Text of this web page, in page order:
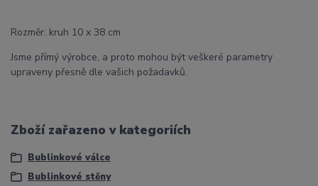
Rozměr: kruh 10 x 38 cm
Jsme přímý výrobce, a proto mohou být veškeré parametry
upraveny přesně dle vašich požadavků.
Zboží zařazeno v kategoriích
Bublinkové válce
Bublinkové stěny